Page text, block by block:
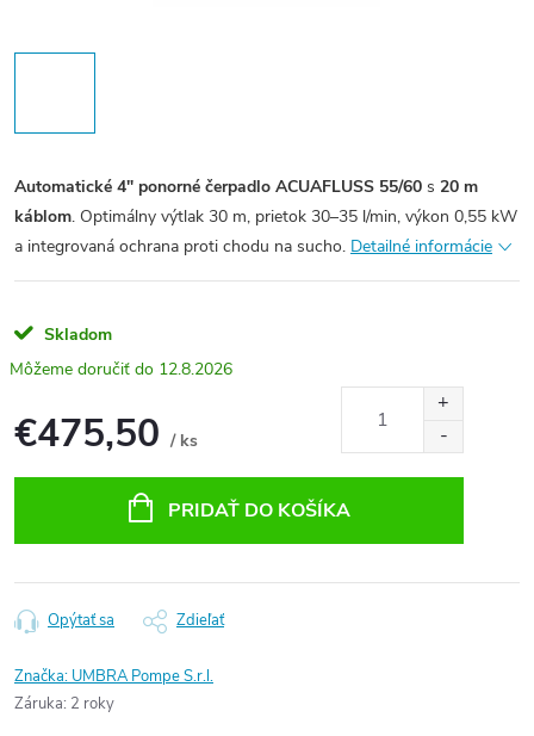
Automatické 4" ponorné čerpadlo ACUAFLUSS 55/60 s 20 m
káblom. Optimálny výtlak 30 m, prietok 30–35 l/min, výkon 0,55 kW
a integrovaná ochrana proti chodu na sucho. Detailné informácie
Skladom
12.8.2026
€475,50 / ks
PRIDAŤ DO KOŠÍKA
Opýtať sa Zdieľať
Značka: UMBRA Pompe S.r.l.
Záruka: 2 roky